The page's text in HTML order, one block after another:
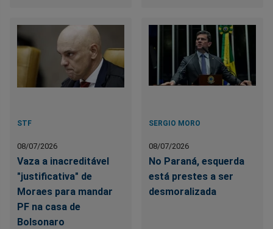
STF
08/07/2026
Vaza a inacreditável
"justificativa" de
Moraes para mandar
PF na casa de
Bolsonaro
SERGIO MORO
08/07/2026
No Paraná, esquerda
está prestes a ser
desmoralizada